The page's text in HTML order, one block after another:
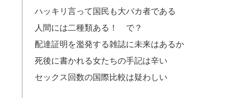
ハッキリ言って国民も大バカ者である
人間には二種類ある！ で？
配達証明を濫発する雑誌に未来はあるか
死後に書かれる女たちの手記は辛い
セックス回数の国際比較は疑わしい